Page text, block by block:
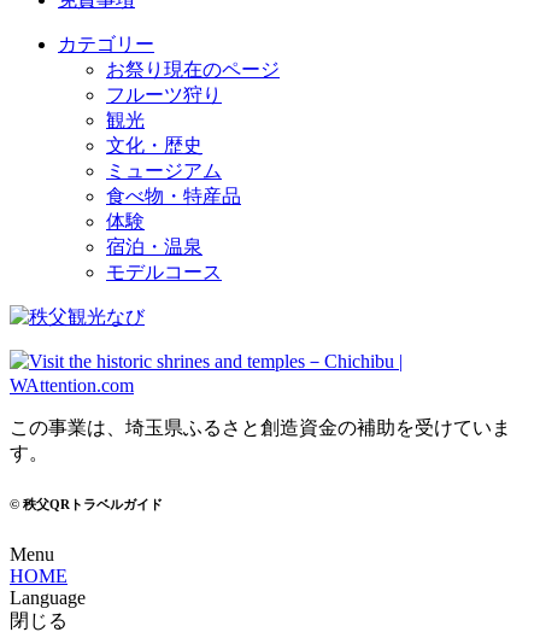
カテゴリー
お祭り 現在のページ
フルーツ狩り
観光
文化・歴史
ミュージアム
食べ物・特産品
体験
宿泊・温泉
モデルコース
この事業は、埼玉県ふるさと創造資金の補助を受けていま
す。
© 秩父QRトラベルガイド
Menu
HOME
Language
閉じる